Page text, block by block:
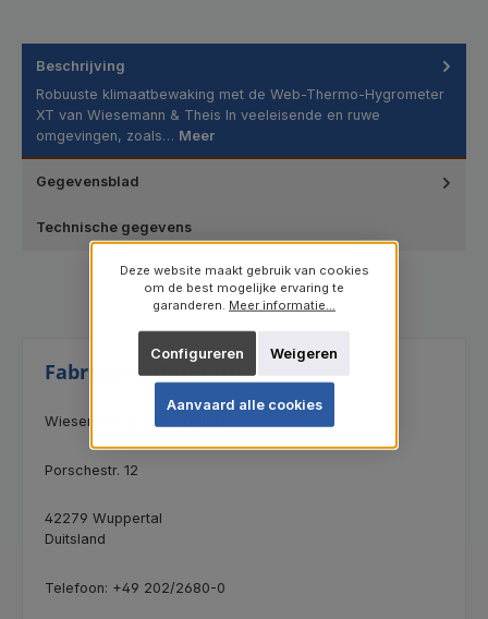
Beschrijving
Robuuste klimaatbewaking met de Web-Thermo-Hygrometer
XT van Wiesemann & Theis In veeleisende en ruwe
omgevingen, zoals… Meer
Gegevensblad
Technische gegevens
Fabrikantinformatie:
Wiesemann & Theis GmbH
Porschestr. 12
42279 Wuppertal
Duitsland
Telefoon: +49 202/2680-0
Deze website maakt gebruik van cookies
om de best mogelijke ervaring te
garanderen. Meer informatie...
Weigeren
Configureren
Aanvaard alle cookies